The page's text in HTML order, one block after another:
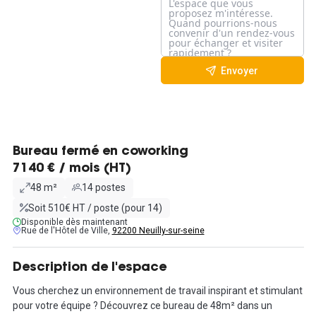
Envoyer
Bureau fermé en coworking
7140 € / mois (HT)
48 m²
14 postes
Soit 510€ HT / poste (pour 14)
Disponible dès maintenant
Rue de l'Hôtel de Ville, 92200 Neuilly-sur-seine
Description de l'espace
Vous cherchez un environnement de travail inspirant et stimulant
pour votre équipe ? Découvrez ce bureau de 48m² dans un